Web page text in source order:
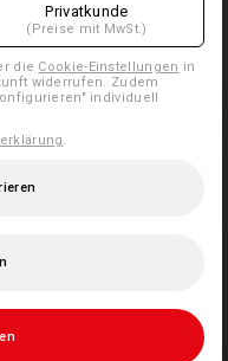
Privatkunde
(Preise mit MwSt.)
die Cookie-Einstellungen in
widerrufen. Zudem
individuell